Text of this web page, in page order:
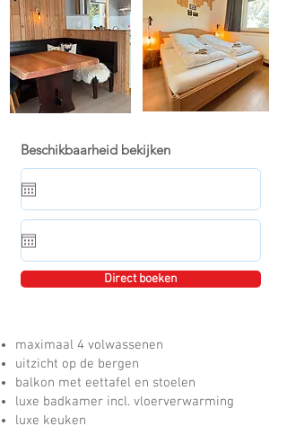
Beschikbaarheid bekijken
Direct boeken
maximaal 4 volwassenen
uitzicht op de bergen
balkon met eettafel en stoelen
luxe badkamer incl. vloerverwarming
luxe keuken